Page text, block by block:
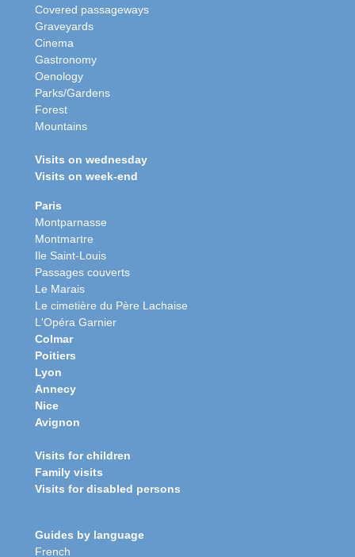
Covered passageways
Graveyards
Cinema
Gastronomy
Oenology
Parks/Gardens
Forest
Mountains
Visits on wednesday
Visits on week-end
Paris
Montparnasse
Montmartre
Ile Saint-Louis
Passages couverts
Le Marais
Le cimetière du Père Lachaise
L'Opéra Garnier
Colmar
Poitiers
Lyon
Annecy
Nice
Avignon
Visits for children
Family visits
Visits for disabled persons
Guides by language
French